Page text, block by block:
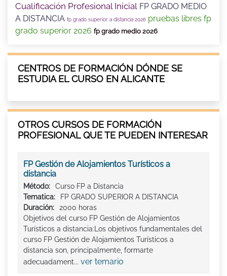
Cualificación Profesional Inicial FP GRADO MEDIO
A DISTANCIA fp grado superior a distancia 2026 pruebas libres fp
grado superior 2026 fp grado medio 2026
CENTROS DE FORMACIÓN DÓNDE SE
ESTUDIA EL CURSO EN ALICANTE
OTROS CURSOS DE FORMACIÓN
PROFESIONAL QUE TE PUEDEN INTERESAR
FP Gestión de Alojamientos Turísticos a
distancia
Método:
Curso FP a Distancia
Tematica:
FP GRADO SUPERIOR A DISTANCIA
Duración:
2000 horas
Objetivos del curso FP Gestión de Alojamientos
Turísticos a distancia:Los objetivos fundamentales del
curso FP Gestión de Alojamientos Turísticos a
distancia son, principalmente, formarte
adecuadament... ver temario